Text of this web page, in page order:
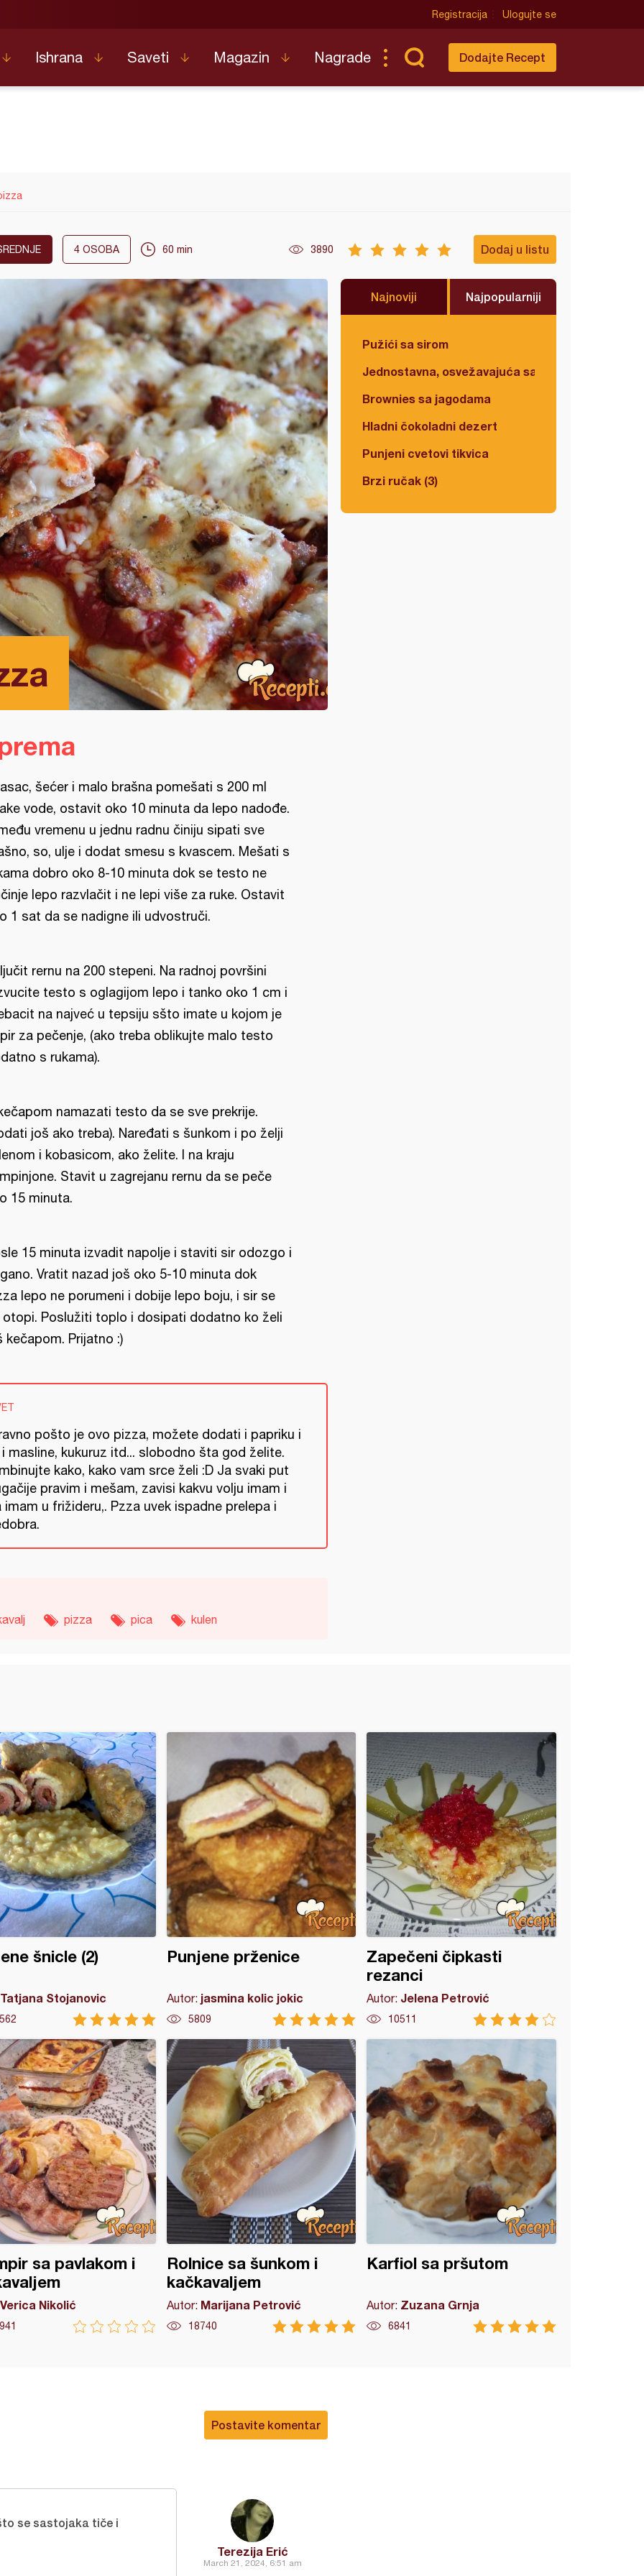
Registracija Ulogujte se
Ishrana Saveti Magazin Nagrade Dodajte Recept
4 OSOBA 60 min 3890 Dodaj u listu
Najnoviji Najpopularniji
Pužići sa sirom
Jednostavna, osvežavajuća salata
Brownies sa jagodama
Hladni čokoladni dezert
Punjeni cvetovi tikvica
Brzi ručak (3)
šećer i malo brašna pomešati s 200 ml
vode, ostavit oko 10 minuta da lepo nadođe.
vremenu u jednu radnu činiju sipati sve
so, ulje i dodat smesu s kvascem. Mešati s
dobro oko 8-10 minuta dok se testo ne
lepo razvlačit i ne lepi više za ruke. Ostavit
1 sat da se nadigne ili udvostruči.
rernu na 200 stepeni. Na radnoj površini
testo s oglagijom lepo i tanko oko 1 cm i
na najveć u tepsiju sšto imate u kojom je
za pečenje, (ako treba oblikujte malo testo
s rukama).
namazati testo da se sve prekrije.
još ako treba). Naređati s šunkom i po želji
i kobasicom, ako želite. I na kraju
Stavit u zagrejanu rernu da se peče
15 minuta.
15 minuta izvadit napolje i staviti sir odozgo i
Vratit nazad još oko 5-10 minuta dok
lepo ne porumeni i dobije lepo boju, i sir se
otopi. Poslužiti toplo i dosipati dodatno ko želi
kečapom. Prijatno :)
pošto je ovo pizza, možete dodati i papriku i
i masline, kukuruz itd... slobodno šta god želite.
kako, kako vam srce želi :D Ja svaki put
pravim i mešam, zavisi kakvu volju imam i
imam u frižideru,. Pzza uvek ispadne prelepa i
pizza pica kulen
šnicle (2)
Tatjana Stojanovic
Punjene prženice
Autor: jasmina kolic jokic
5809
Zapečeni čipkasti
rezanci
Autor: Jelena Petrović
10511
sa pavlakom i
Verica Nikolić
Rolnice sa šunkom i
kačkavaljem
Autor: Marijana Petrović
18740
Karfiol sa pršutom
Autor: Zuzana Grnja
6841
Postavite komentar
Terezija Erić
March 21, 2024, 6:51 am
se sastojaka tiče i